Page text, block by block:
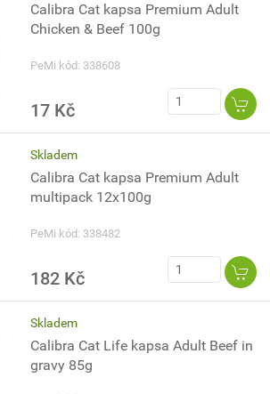
Calibra Cat kapsa Premium Adult
Chicken & Beef 100g
PeMi kód: 338608
17 Kč
Skladem
Calibra Cat kapsa Premium Adult
multipack 12x100g
PeMi kód: 338482
182 Kč
Skladem
Calibra Cat Life kapsa Adult Beef in
gravy 85g